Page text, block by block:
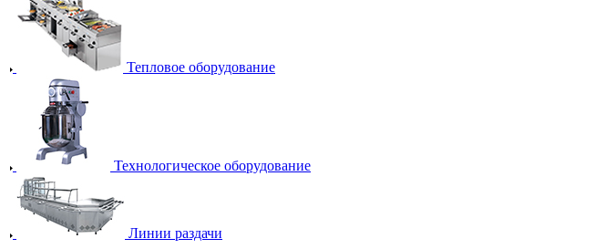
Тепловое оборудование
Технологическое оборудование
Линии раздачи